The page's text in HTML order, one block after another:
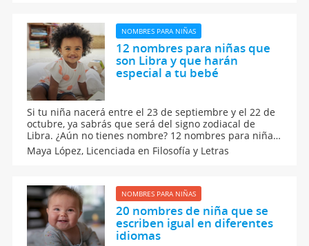
NOMBRES PARA NIÑAS
12 nombres para niñas que
son Libra y que harán
especial a tu bebé
Si tu niña nacerá entre el 23 de septiembre y el 22 de
octubre, ya sabrás que será del signo zodiacal de
Libra. ¿Aún no tienes nombre? 12 nombres para niñas
que son Libra y que harán especial a tu bebé. Además
te contamos cómo son las niñas que nacen bajo este
Maya López, Licenciada en Filosofía y Letras
NOMBRES PARA NIÑAS
20 nombres de niña que se
escriben igual en diferentes
idiomas